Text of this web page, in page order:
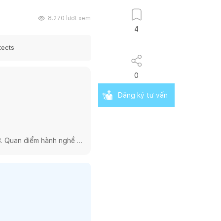
8.270 lượt xem
điểm hành nghề
chúng tôi lại chọn
vào các
sản phẩm mang
4
0
Đăng ký tư vấn